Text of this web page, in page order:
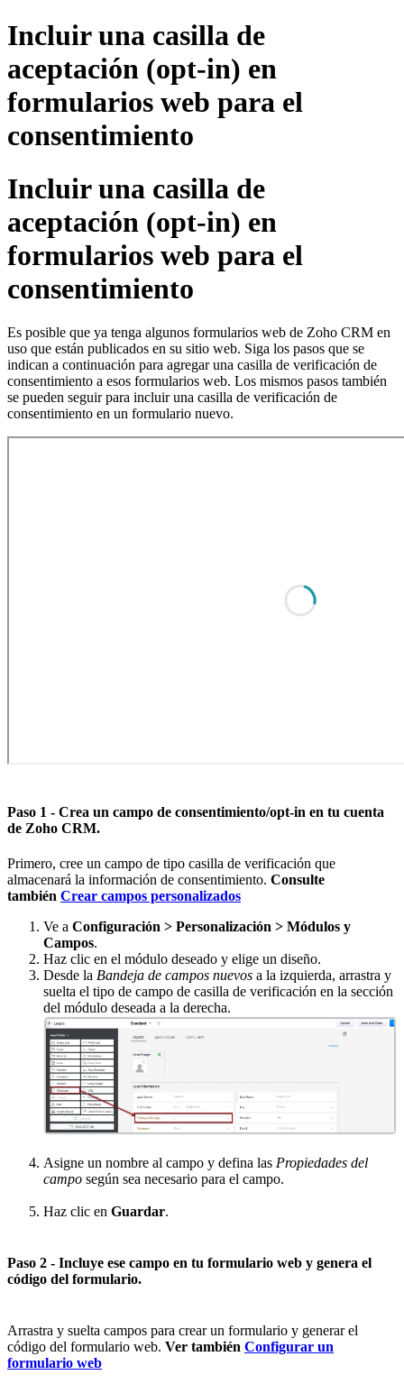
Incluir una casilla de
aceptación (opt-in) en
formularios web para el
consentimiento
Incluir una casilla de
aceptación (opt-in) en
formularios web para el
consentimiento
Es posible que ya tenga algunos formularios web de Zoho CRM en
uso que están publicados en su sitio web. Siga los pasos que se
indican a continuación para agregar una casilla de verificación de
consentimiento a esos formularios web. Los mismos pasos también
se pueden seguir para incluir una casilla de verificación de
consentimiento en un formulario nuevo.
Paso 1 - Crea un campo de consentimiento/opt-in en tu cuenta
de Zoho CRM.
Primero, cree un campo de tipo casilla de verificación que
almacenará la información de consentimiento. Consulte
también Crear campos personalizados
Ve a Configuración > Personalización > Módulos y
Campos.
Haz clic en el módulo deseado y elige un diseño.
Desde la Bandeja de campos nuevos a la izquierda, arrastra y
suelta el tipo de campo de casilla de verificación en la sección
del módulo deseada a la derecha.
Asigne un nombre al campo y defina las Propiedades del
campo según sea necesario para el campo.
Haz clic en Guardar.
Paso 2 - Incluye ese campo en tu formulario web y genera el
código del formulario.
Arrastra y suelta campos para crear un formulario y generar el
código del formulario web. Ver también Configurar un
formulario web